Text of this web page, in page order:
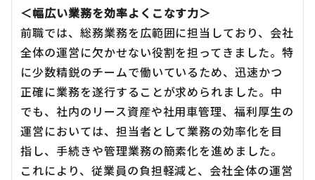
＜幅広い業務を効率よくこなす力＞
前職では、総務業務を広範囲に担当しており、会社
全体の運営に欠かせない役割を担ってきました。特
に少数精鋭のチームで働いているため、迅速かつ
正確に業務を遂行することが求められました。中
でも、社内のリース資産や社用車管理、福利厚生の
運営においては、担当者として業務の効率化を目
指し、手続きや管理業務の簡素化を進めました。
これにより、従業員の負担軽減と、会社全体の運営